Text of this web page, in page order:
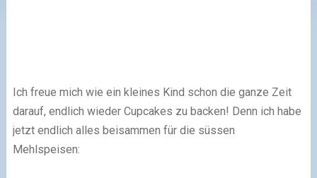
Ich freue mich wie ein kleines Kind schon die ganze Zeit
darauf, endlich wieder Cupcakes zu backen! Denn ich habe
jetzt endlich alles beisammen für die süssen
Mehlspeisen: